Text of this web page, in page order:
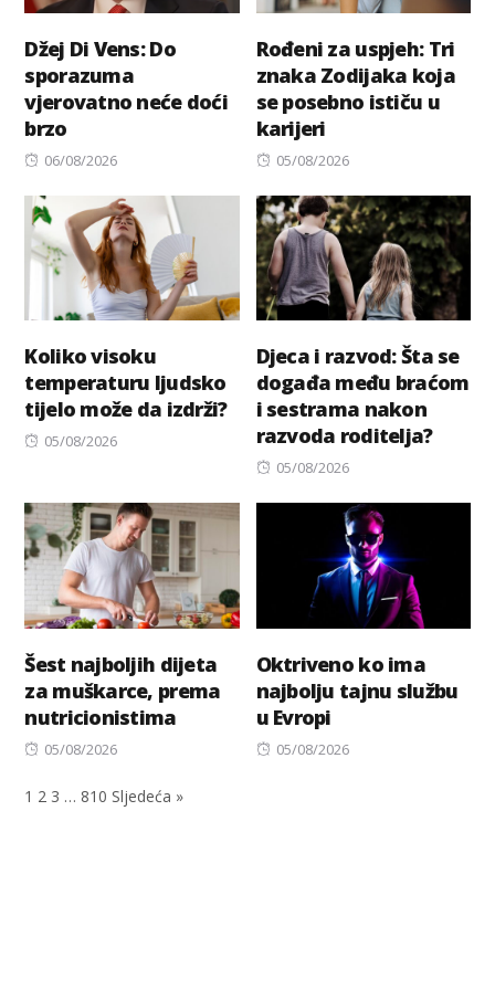
Džej Di Vens: Do
sporazuma
vjerovatno neće doći
brzo
Posted
06/08/2026
Rođeni za uspjeh: Tri
znaka Zodijaka koja
se posebno ističu u
karijeri
Posted
05/08/2026
Koliko visoku
temperaturu ljudsko
tijelo može da izdrži?
Posted
05/08/2026
Djeca i razvod: Šta se
događa među braćom
i sestrama nakon
razvoda roditelja?
Posted
05/08/2026
Šest najboljih dijeta
za muškarce, prema
nutricionistima
Posted
05/08/2026
Oktriveno ko ima
najbolju tajnu službu
u Evropi
Posted
05/08/2026
1 2 3 … 810 Sljedeća »